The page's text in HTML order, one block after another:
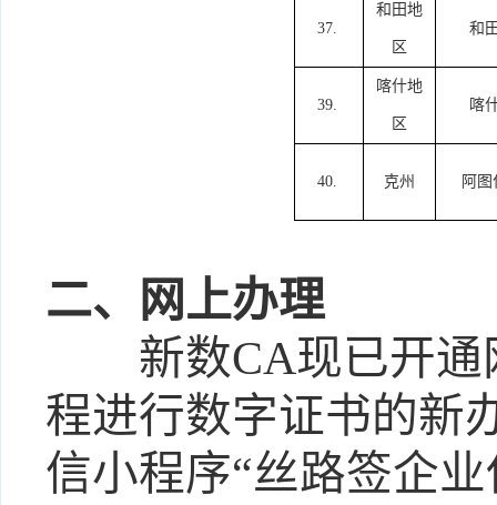
37.
和田地
区
和
39.
喀什地
区
喀
40. 克州 阿图
二、
网上办理
新数CA现已开
程进行数字证书的新
信小程序“丝路签企